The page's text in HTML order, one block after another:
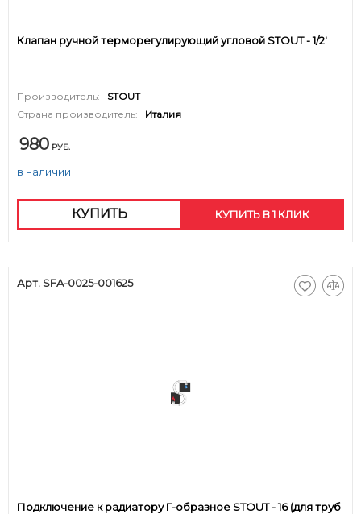
Клапан ручной терморегулирующий угловой STOUT - 1/2'
Производитель:
STOUT
Страна производитель:
Италия
980 РУБ.
в наличии
КУПИТЬ КУПИТЬ В 1 КЛИК
Арт. SFA-0025-001625
Подключение к радиатору Г-образное STOUT - 16 (для труб